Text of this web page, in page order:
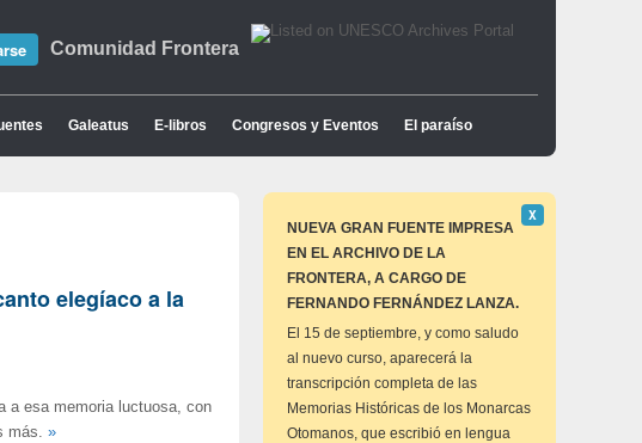
Comunidad Frontera
Galeatus E-libros Congresos y Eventos El paraíso
elegíaco a la
a esa memoria luctuosa, con
más. »
NUEVA GRAN FUENTE IMPRESA
EN EL ARCHIVO DE LA
FRONTERA, A CARGO DE
FERNANDO FERNÁNDEZ LANZA.
Descartar
este
Χ
El 15 de septiembre, y como saludo
al nuevo curso, aparecerá la
transcripción completa de las
Memorias Históricas de los Monarcas
Otomanos, que escribió en lengua